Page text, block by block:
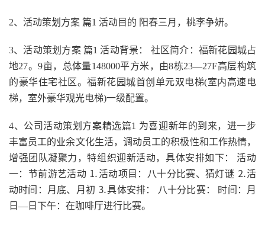
2、活动策划方案 篇1 活动目的 阳春三月，桃李争妍。
3、活动策划方案 篇1 活动背景： 社区简介：福新花园城占
地27。9亩，总体量148000平方米，由8栋23—27F高层构筑
的豪华住宅社区。福新花园城首创单元双电梯(室内高速电
梯，室外豪华观光电梯)一级配置。
4、公司活动策划方案精选篇1 为喜迎新年的到来，进一步
丰富员工的业余文化生活，调动员工的积极性和工作热情，
增强团队凝聚力，特组织迎新活动，具体安排如下： 活动
一：节前游艺活动 ⒈活动项目：八十分比赛、猜灯谜 ⒉活
动时间：月底、月初 ⒊具体安排： 八十分比赛： 时间：月
日—日下午：在咖啡厅进行比赛。